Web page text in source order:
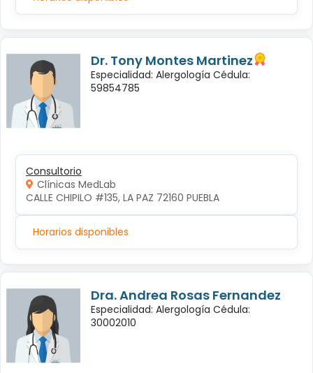
Dr. Tony Montes Martinez
Especialidad: Alergología Cédula:
59854785
Consultorio
Clínicas MedLab
CALLE CHIPILO #135, LA PAZ 72160 PUEBLA
Horarios disponibles
Dra. Andrea Rosas Fernandez
Especialidad: Alergología Cédula:
30002010